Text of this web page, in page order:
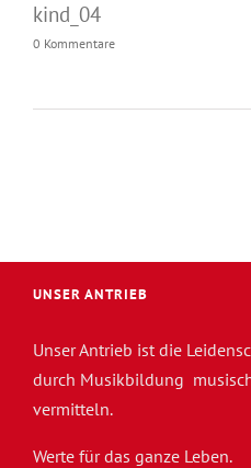
kind_04
0 Kommentare
UNSER ANTRIEB
Unser Antrieb ist die
durch Musikbildung
vermitteln.
Werte für das ganze Leben.